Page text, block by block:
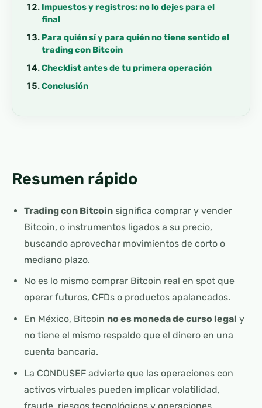
Impuestos y registros: no lo dejes para el
final
Para quién sí y para quién no tiene sentido el
trading con Bitcoin
Checklist antes de tu primera operación
Conclusión
Resumen rápido
Trading con Bitcoinsignifica comprar y vender
Bitcoin, o instrumentos ligados a su precio,
buscando aprovechar movimientos de corto o
mediano plazo.
No es lo mismo comprar Bitcoin real en spot que
operar futuros, CFDs o productos apalancados.
En México, Bitcoin no es moneda de curso legal y
no tiene el mismo respaldo que el dinero en una
cuenta bancaria.
La CONDUSEF advierte que las operaciones con
activos virtuales pueden implicar volatilidad,